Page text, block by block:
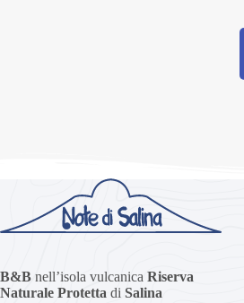
B&B nell’isola vulcanica Riserva
Naturale Protetta di Salina